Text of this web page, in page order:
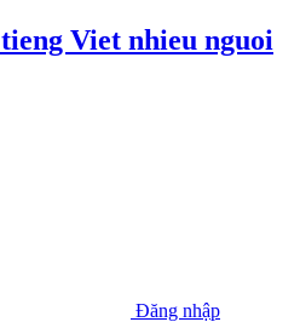
Đăng nhập